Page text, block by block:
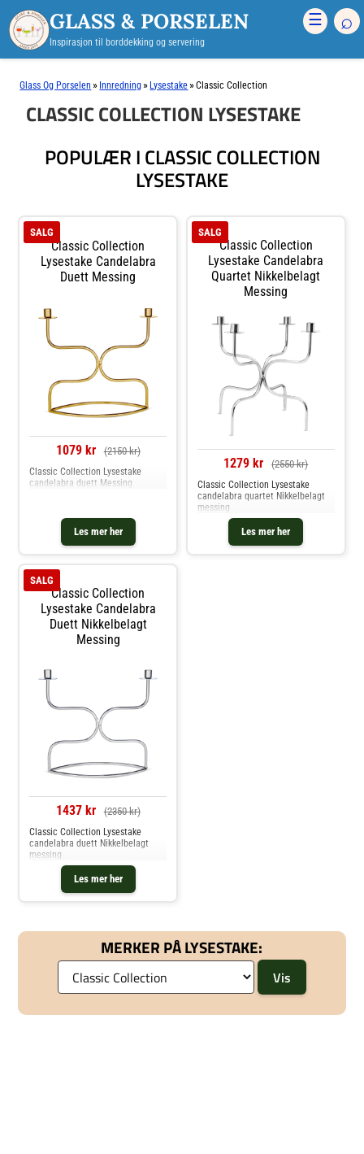
GLASS & PORSELEN
Inspirasjon til borddekking og servering
☰ ⌕
Glass Og Porselen » Innredning » Lysestake »Classic Collection
CLASSIC COLLECTION LYSESTAKE
POPULÆR I CLASSIC COLLECTION
LYSESTAKE
Classic Collection
Lysestake Candelabra
Duett Messing
SALG
1079 kr (2150 kr)
Les mer her
Classic Collection Lysestake
candelabra duett Messing
Classic Collection
Lysestake Candelabra
Quartet Nikkelbelagt
Messing
SALG
1279 kr (2550 kr)
Les mer her
Classic Collection Lysestake
candelabra quartet Nikkelbelagt
messing
Classic Collection
Lysestake Candelabra
Duett Nikkelbelagt
Messing
SALG
1437 kr (2350 kr)
Les mer her
Classic Collection Lysestake
candelabra duett Nikkelbelagt
messing
MERKER PÅ LYSESTAKE: